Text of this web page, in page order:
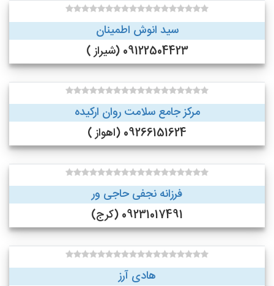
سید انوش اطمینان
09122504423 (شیراز )
مرکز جامع سلامت روان ارکیده
09266151624 (اهواز )
فرزانه نجفی حاجی ور
09231017491 (کرج)
هادی آرز